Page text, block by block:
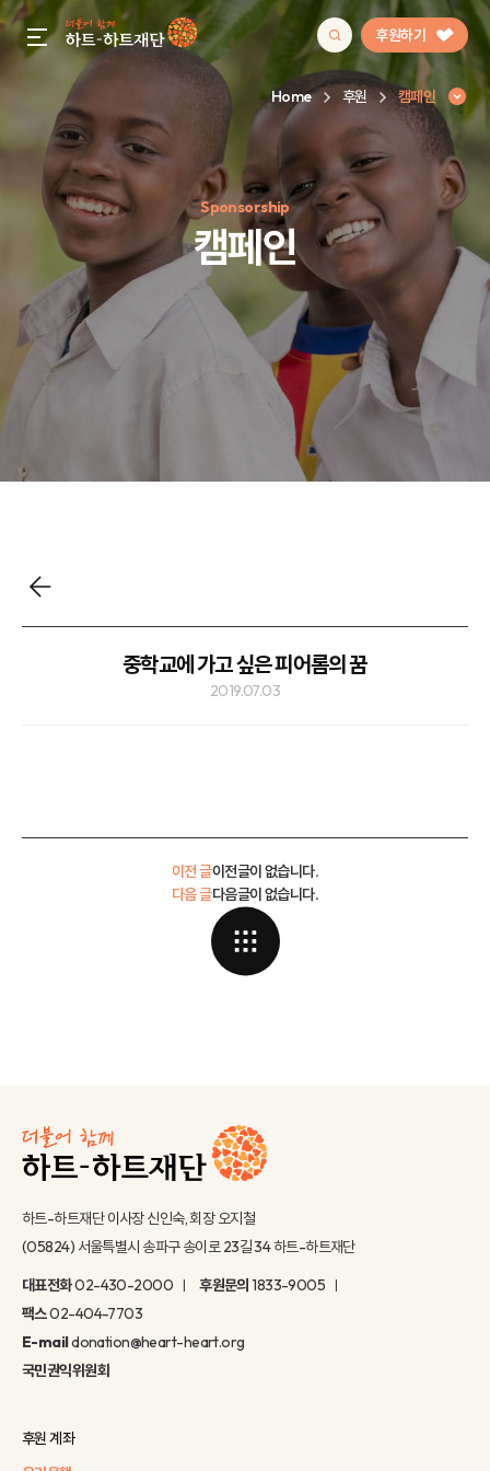
gnb menu open 후원하기
인기 키워드
#정기후원#하트플레이스#캠페인 #팬덤후원
Home 후원 캠페인
Sponsorship
캠페인
중학교에 가고 싶은 피어롬의 꿈
2019.07.03
이전 글이전글이 없습니다.
다음글이 없습니다.
다음 글
하트-하트재단 이사장 신인숙, 회장 오지철
(05824) 서울특별시 송파구 송이로 23길 34 하트-하트재단
대표전화02-430-2000 후원문의1833-9005
팩스02-404-7703
E-maildonation@heart-heart.org
국민권익위원회
후원 계좌